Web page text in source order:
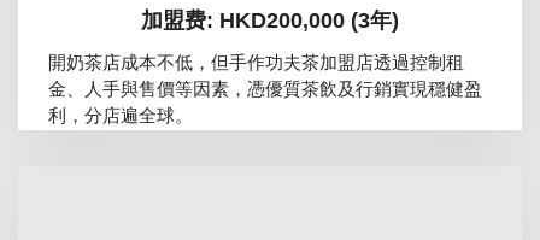
加盟费: HKD200,000 (3年)
開奶茶店成本不低，但手作功夫茶加盟店透過控制租
金、人手與售價等因素，憑優質茶飲及行銷實現穩健盈
利，分店遍全球。